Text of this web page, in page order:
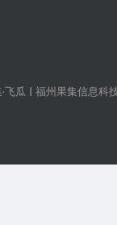
飞瓜 福州果集信息科